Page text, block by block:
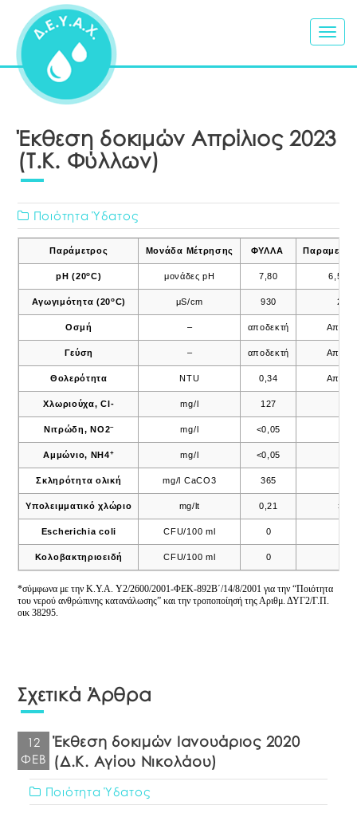
Έκθεση δοκιμών Απρίλιος 2023
(Τ.Κ. Φύλλων)
Ποιότητα Ύδατος
Παράμετρος Μονάδα Μέτρησης ΦΥΛΛΑ
pH (20oC) μονάδες pH 7,80 6,5 –
Αγωγιμότητα (20οC) μS/cm 930
Οσμή – αποδεκτή
Γεύση – αποδεκτή
Θολερότητα NTU 0,34
Χλωριούχα, Cl- mg/l 127
Νιτρώδη, ΝΟ2– mg/l <0,05
Αμμώνιο, ΝΗ4+ mg/l <0,05
Σκληρότητα ολική mg/l CaCO3 365
Υπολειμματικό χλώριο mg/lt 0,21 >0,2
Escherichia coli CFU/100 ml 0
Κολοβακτηριοειδή CFU/100 ml 0
*σύμφωνα με την K.Y.A. Y2/2600/2001-ΦΕΚ-892Β΄/14/8/2001 για την “Ποιότητα
του νερού ανθρώπινης κατανάλωσης” και την τροποποίησή της Αριθμ. ΔΥΓ2/Γ.Π.
οικ 38295.
Σχετικά Άρθρα
12
ΦΕΒ
Έκθεση δοκιμών Ιανουάριος 2020
(Δ.Κ. Αγίου Νικολάου)
Ποιότητα Ύδατος